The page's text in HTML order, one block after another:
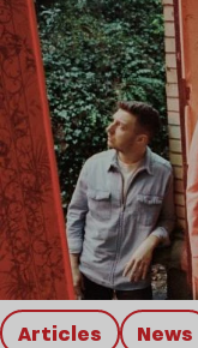
Articles news